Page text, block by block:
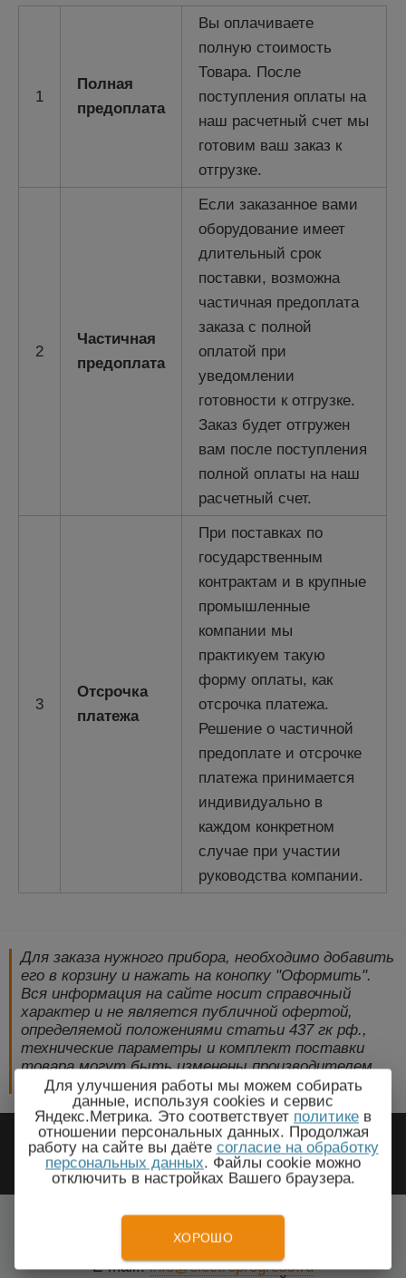
1
Полная
предоплата
Вы оплачиваете
полную стоимость
Товара. После
поступления оплаты на
наш расчетный счет мы
готовим ваш заказ к
отгрузке.
2
Частичная
предоплата
Если заказанное вами
оборудование имеет
длительный срок
поставки, возможна
частичная предоплата
заказа с полной
оплатой при
уведомлении
готовности к отгрузке.
Заказ будет отгружен
вам после поступления
полной оплаты на наш
расчетный счет.
3
Отсрочка
платежа
При поставках по
государственным
контрактам и в крупные
промышленные
компании мы
практикуем такую
форму оплаты, как
отсрочка платежа.
Решение о частичной
предоплате и отсрочке
платежа принимается
индивидуально в
каждом конкретном
случае при участии
руководства компании.
Для заказа нужного прибора, необходимо добавить
его в корзину и нажать на конопку "Оформить".
Вся информация на сайте носит справочный
характер и не является публичной офертой,
определяемой положениями статьи 437 гк рф.,
технические параметры и комплект поставки
товара могут быть изменены производителем
без предварительного уведомления!
2009-2026 © ЭлектроПрогресс -
Электротехническое оборудование
Пенза, Пензенская область
Тел.: +7(499) 648-87-27
E-mail.:info@electroprogress.ru
Для улучшения работы мы можем собирать
данные, используя cookies и сервис
Яндекс.Метрика. Это соответствует политике в
отношении персональных данных. Продолжая
работу на сайте вы даёте согласие на обработку
персональных данных. Файлы cookie можно
отключить в настройках Вашего браузера.
ХОРОШО